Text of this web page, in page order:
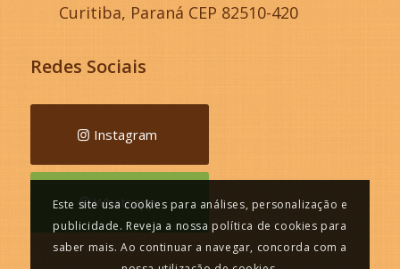
Curitiba, Paraná CEP 82510-420
Redes Sociais
Instagram
Whatsapp
Este site usa cookies para análises, personalização e
publicidade. Reveja a nossa política de cookies para
saber mais. Ao continuar a navegar, concorda com a